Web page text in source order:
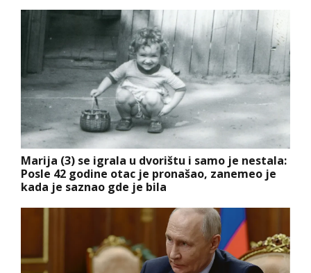
Marija (3) se igrala u dvorištu i samo je nestala:
Posle 42 godine otac je pronašao, zanemeo je
kada je saznao gde je bila